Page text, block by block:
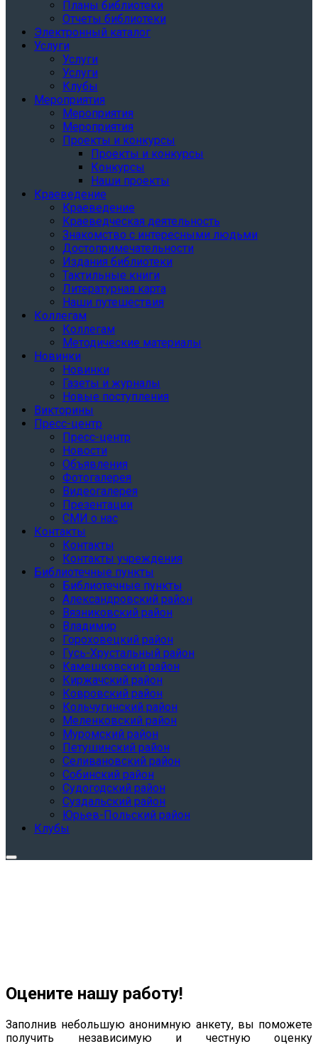
Планы библиотеки
Отчеты библиотеки
Электронный каталог
Услуги
Услуги
Услуги
Клубы
Мероприятия
Мероприятия
Мероприятия
Проекты и конкурсы
Проекты и конкурсы
Конкурсы
Наши проекты
Краеведение
Краеведение
Краеведческая деятельность
Знакомство с интересными людьми
Достопримечательности
Издания библиотеки
Тактильные книги
Литературная карта
Наши путешествия
Коллегам
Коллегам
Методические материалы
Новинки
Новинки
Газеты и журналы
Новые поступления
Викторины
Пресс-центр
Пресс-центр
Новости
Объявления
Фотогалерея
Видеогалерея
Презентации
СМИ о нас
Контакты
Контакты
Контакты учреждения
Библиотечные пункты
Библиотечные пункты
Александровский район
Вязниковский район
Владимир
Гороховецкий район
Гусь-Хрустальный район
Камешковский район
Киржачский район
Ковровский район
Кольчугинский район
Меленковский район
Муромский район
Петушинский район
Селивановский район
Собинский район
Судогодский район
Суздальский район
Юрьев-Польский район
Клубы
Оцените нашу работу!
Заполнив небольшую анонимную анкету, вы поможете
получить независимую и честную оценку